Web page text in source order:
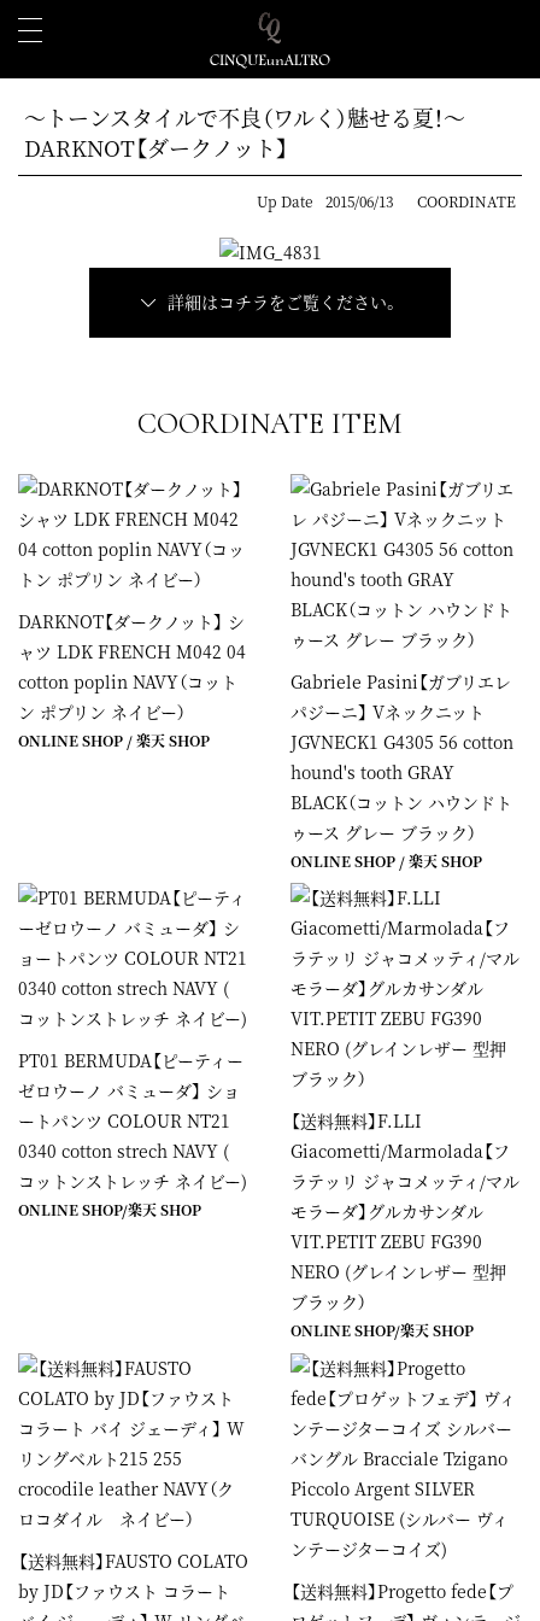
～トーンスタイルで不良（ワルく）魅せる夏！～
DARKNOT【ダークノット】
Up Date 2015/06/13 COORDINATE
詳細はコチラをご覧ください。
COORDINATE ITEM
DARKNOT【ダークノット】 シ
ャツ LDK FRENCH M042 04
cotton poplin NAVY（コット
ン ポプリン ネイビー）
ONLINE SHOP /楽天 SHOP
Gabriele Pasini【ガブリエレ
パジーニ】 Vネックニット
JGVNECK1 G4305 56 cotton
hound's tooth GRAY
BLACK（コットン ハウンドト
ゥース グレー ブラック）
ONLINE SHOP /楽天 SHOP
PT01 BERMUDA【ピーティー
ゼロウーノ バミューダ】 ショ
ートパンツ COLOUR NT21
0340 cotton strech NAVY (
コットンストレッチ ネイビー)
ONLINE SHOP/楽天 SHOP
【送料無料】F.LLI
Giacometti/Marmolada【フ
ラテッリ ジャコメッティ/マル
モラーダ】グルカサンダル
VIT.PETIT ZEBU FG390
NERO (グレインレザー 型押
ブラック）
ONLINE SHOP/楽天 SHOP
【送料無料】FAUSTO COLATO
by JD【ファウスト コラート
【送料無料】Progetto fede【プ